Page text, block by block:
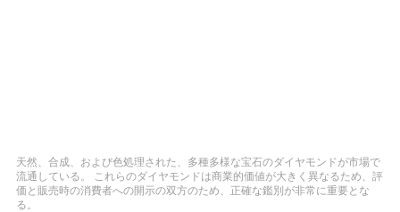
天然、合成、および色処理された、多種多様な宝石のダイヤモンドが市場で
流通している。 これらのダイヤモンドは商業的価値が大きく異なるため、評
価と販売時の消費者への開示の双方のため、正確な鑑別が非常に重要とな
る。